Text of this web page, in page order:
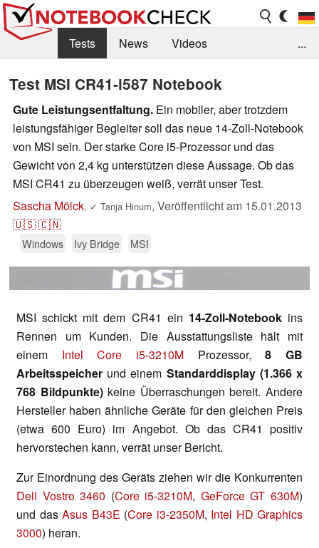
Tests News
Videos
Kaufberatung
Deals Suche
Jobs
Forum
...
Test MSI CR41-i587 Notebook
Gute Leistungsentfaltung. Ein mobiler, aber trotzdem
leistungsfähiger Begleiter soll das neue 14-Zoll-Notebook
von MSI sein. Der starke Core i5-Prozessor und das
Gewicht von 2,4 kg unterstützen diese Aussage. Ob das
MSI CR41 zu überzeugen weiß, verrät unser Test.
Sascha Mölck, ✓ Tanja Hinum, Veröffentlicht am 15.01.2013
🇺🇸🇨🇳
Windows Ivy Bridge MSI
MSI schickt mit dem CR41 ein 14-Zoll-Notebookins
Rennen um Kunden. Die Ausstattungsliste hält mit
einem Intel Core i5-3210M Prozessor,8 GB
Arbeitsspeicher und einem Standarddisplay (1.366 x
768 Bildpunkte)keine Überraschungen bereit. Andere
Hersteller haben ähnliche Geräte für den gleichen Preis
(etwa 600 Euro) im Angebot. Ob das CR41 positiv
hervorstechen kann, verrät unser Bericht.
Zur Einordnung des Geräts ziehen wir die Konkurrenten
Dell Vostro 3460 (Core i5-3210M, GeForce GT 630M)
und das Asus B43E (Core i3-2350M, Intel HD Graphics
3000) heran.